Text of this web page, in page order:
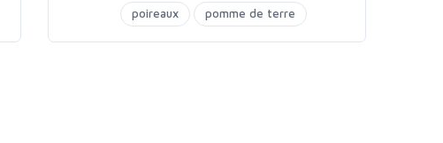
poireaux
pomme de terre